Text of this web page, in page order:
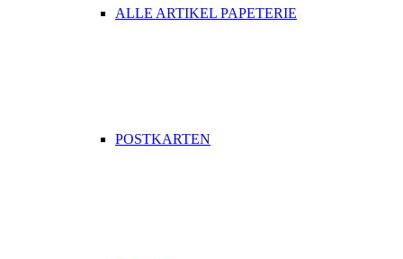
ALLE ARTIKEL PAPETERIE
POSTKARTEN